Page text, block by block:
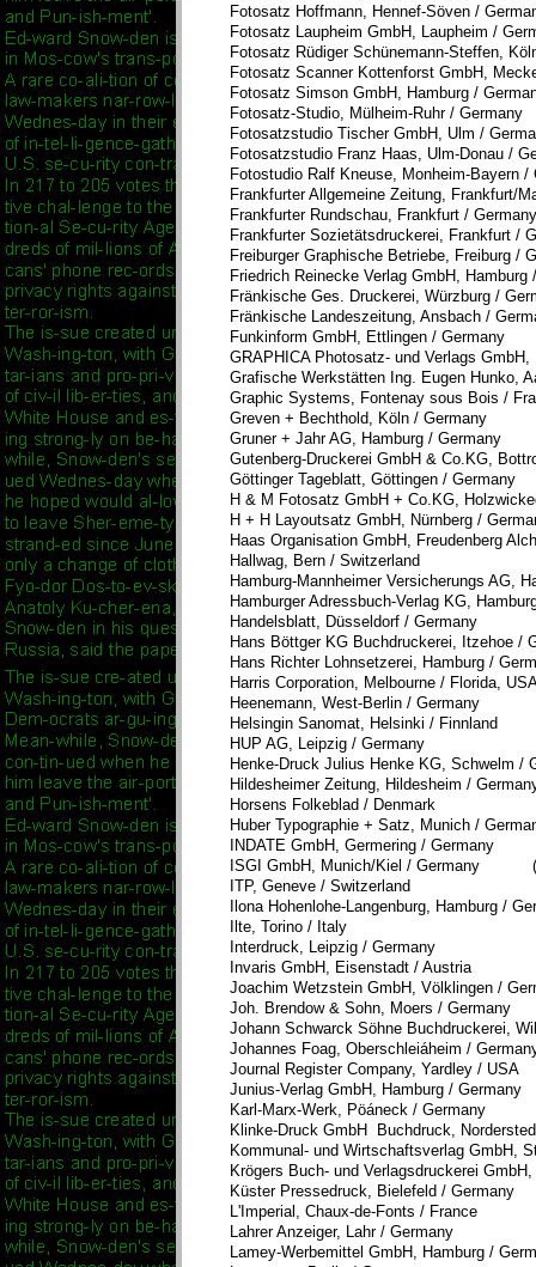
Fotosatz Hoffmann, Hennef-Söven /
Fotosatz Laupheim GmbH, Laupheim /
Fotosatz Rüdiger Schünemann-Steffen,
Fotosatz Scanner Kottenforst GmbH,
Fotosatz Simson GmbH, Hamburg /
Fotosatz-Studio, Mülheim-Ruhr / Germany
Fotosatzstudio Tischer GmbH, Ulm /
Fotosatzstudio Franz Haas, Ulm-Donau /
Fotostudio Ralf Kneuse, Monheim-Bayern /
Frankfurter Allgemeine Zeitung, Frankfurt/
Frankfurter Rundschau, Frankfurt / Germany
Frankfurter Sozietätsdruckerei, Frankfurt /
Freiburger Graphische Betriebe, Freiburg /
Friedrich Reinecke Verlag GmbH, Hamburg
Fränkische Ges. Druckerei, Würzburg /
Fränkische Landeszeitung, Ansbach /
Funkinform GmbH, Ettlingen /
GRAPHICA Photosatz- und Verlags GmbH,
Grafische Werkstätten Ing. Eugen Hunko,
Graphic Systems, Fontenay sous Bois /
Greven + Bechthold, Köln / Germany
Gruner + Jahr AG, Hamburg / Germany
Gutenberg-Druckerei GmbH & Co.KG,
Göttinger Tageblatt, Göttingen / Germany
H & M Fotosatz GmbH + Co.KG,
H + H Layoutsatz GmbH, Nürnberg /
Haas Organisation GmbH, Freudenberg
Hallwag, Bern / Switzerland
Hamburg-Mannheimer Versicherungs AG,
Hamburger Adressbuch-Verlag KG,
Handelsblatt, Düsseldorf / Germany
Hans Böttger KG Buchdruckerei, Itzehoe /
Hans Richter Lohnsetzerei, Hamburg /
Harris Corporation, Melbourne / Florida,
Heenemann, West-Berlin / Germany
Helsingin Sanomat, Helsinki / Finnland
HUP AG, Leipzig / Germany
Henke-Druck Julius Henke KG, Schwelm /
Hildesheimer Zeitung, Hildesheim /
Horsens Folkeblad / Denmark
Huber Typographie + Satz, Munich /
INDATE GmbH, Germering / Germany
ISGI GmbH, Munich/Kiel / Germany
ITP, Geneve / Switzerland
Ilona Hohenlohe-Langenburg, Hamburg /
Ilte, Torino / Italy
Interdruck, Leipzig / Germany
Invaris GmbH, Eisenstadt / Austria
Joachim Wetzstein GmbH, Völklingen /
Joh. Brendow & Sohn, Moers / Germany
Johann Schwarck Söhne Buchdruckerei,
Johannes Foag, Oberschleiáheim /
Journal Register Company, Yardley / USA
Junius-Verlag GmbH, Hamburg / Germany
Karl-Marx-Werk, Pöáneck / Germany
Klinke-Druck GmbH Buchdruck,
Kommunal- und Wirtschaftsverlag GmbH,
Krögers Buch- und Verlagsdruckerei
Küster Pressedruck, Bielefeld / Germany
L'Imperial, Chaux-de-Fonts / France
Lahrer Anzeiger, Lahr / Germany
Lamey-Werbemittel GmbH, Hamburg /